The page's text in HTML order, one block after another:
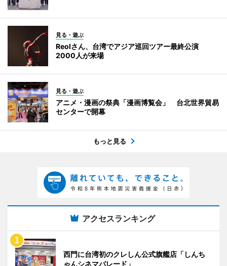
見る・遊ぶ
Reolさん、台湾でアジア巡回ツアー最終公演
2000人が来場
見る・遊ぶ
アニメ・漫画の祭典「漫画博覧会」 台北世界貿易
センターで開幕
もっと見る
アクセスランキング
西門に台湾初のクレしん公式旗艦店「しんち
ゃんシネマパレード」